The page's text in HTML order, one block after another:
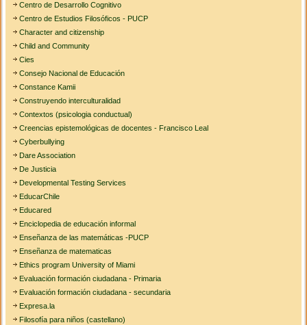
Centro de Desarrollo Cognitivo
Centro de Estudios Filosóficos - PUCP
Character and citizenship
Child and Community
Cies
Consejo Nacional de Educación
Constance Kamii
Construyendo interculturalidad
Contextos (psicologia conductual)
Creencias epistemológicas de docentes - Francisco Leal
Cyberbullying
Dare Association
De Justicia
Developmental Testing Services
EducarChile
Educared
Enciclopedia de educación informal
Enseñanza de las matemáticas -PUCP
Enseñanza de matematicas
Ethics program University of Miami
Evaluación formación ciudadana - Primaria
Evaluación formación ciudadana - secundaria
Expresa.la
Filosofía para niños (castellano)